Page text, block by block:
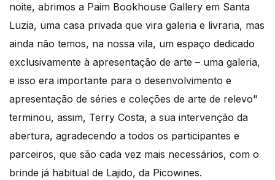
noite, abrimos a Paim Bookhouse Gallery em Santa
Luzia, uma casa privada que vira galeria e livraria, mas
ainda não temos, na nossa vila, um espaço dedicado
exclusivamente à apresentação de arte – uma galeria,
e isso era importante para o desenvolvimento e
apresentação de séries e coleções de arte de relevo"
terminou, assim, Terry Costa, a sua intervenção da
abertura, agradecendo a todos os participantes e
parceiros, que são cada vez mais necessários, com o
brinde já habitual de Lajido, da Picowines.